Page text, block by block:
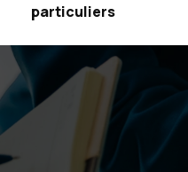
particuliers